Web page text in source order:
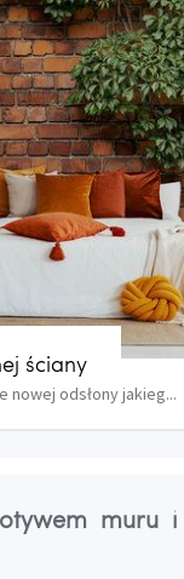
ściany
nowej odsłony jakieg...
muru i